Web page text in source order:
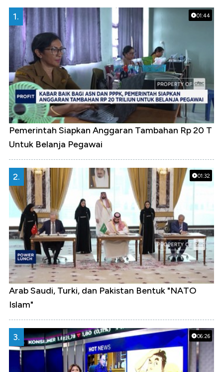
01:44
1.
Pemerintah Siapkan Anggaran Tambahan Rp 20 T
Untuk Belanja Pegawai
01:32
2.
Arab Saudi, Turki, dan Pakistan Bentuk "NATO
Islam"
06:26
3.